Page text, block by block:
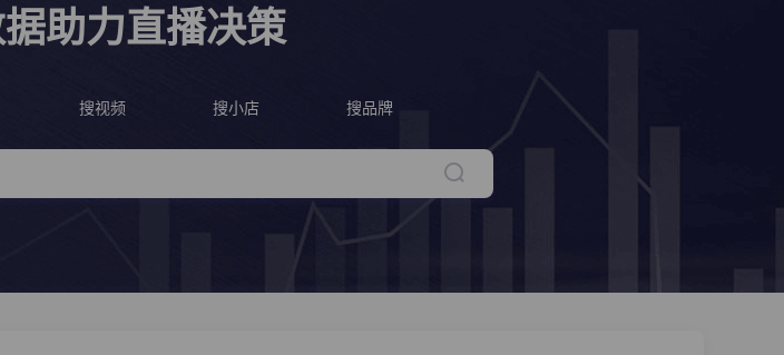
董先生等行业头部客户
，年卡会员低至798/年
助力直播决策
搜视频 搜小店 搜品牌